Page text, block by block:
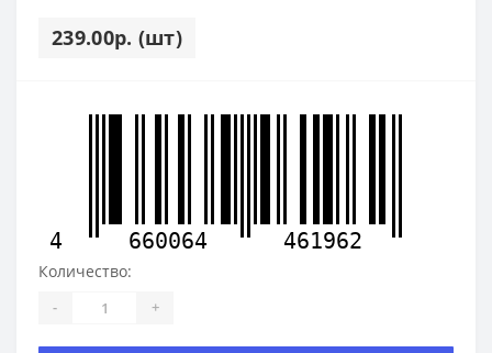
239.00р. (шт)
4 660064 461962
Количество:
- +